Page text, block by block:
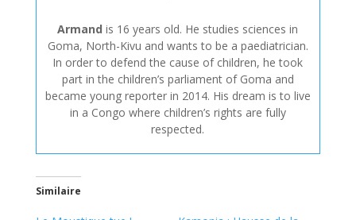
Armand is 16 years old. He studies sciences in
Goma, North-Kivu and wants to be a paediatrician.
In order to defend the cause of children, he took
part in the children’s parliament of Goma and
became young reporter in 2014. His dream is to live
in a Congo where children’s rights are fully
respected.
Similaire